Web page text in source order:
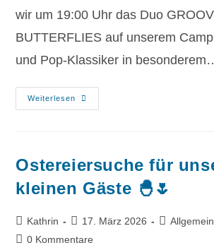
wir um 19:00 Uhr das Duo
BUTTERFLIES auf unserem
und Pop-Klassiker in
Weiterlesen
Ostereiersuche für
kleinen Gäste 🐣🌷
Kathrin 17. März 2026 Allgemein
0 Kommentare